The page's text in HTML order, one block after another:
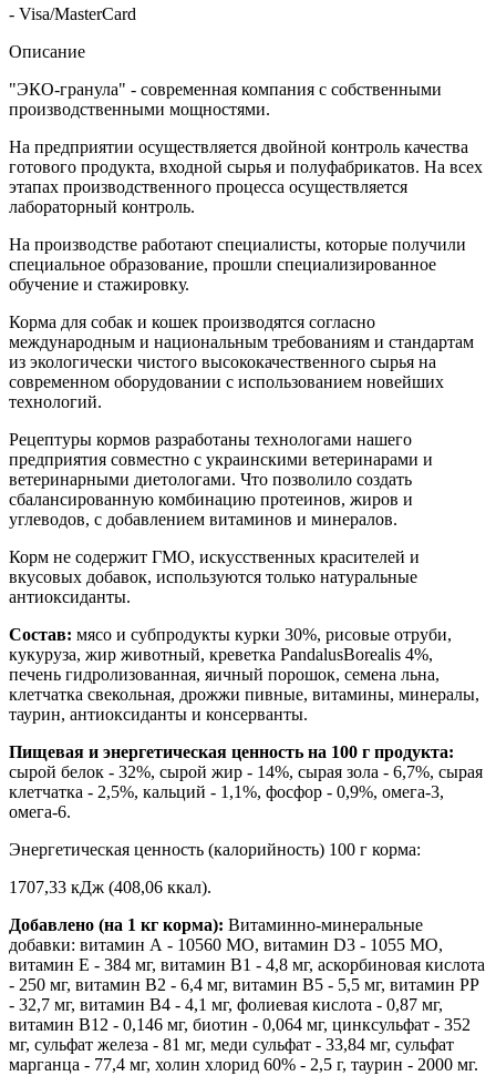
- Visa/MasterCard
Описание
"ЭКО-гранула" - современная компания с собственными
производственными мощностями.
На предприятии осуществляется двойной контроль качества
готового продукта, входной сырья и полуфабрикатов. На всех
этапах производственного процесса осуществляется
лабораторный контроль.
На производстве работают специалисты, которые получили
специальное образование, прошли специализированное
обучение и стажировку.
Корма для собак и кошек производятся согласно
международным и национальным требованиям и стандартам
из экологически чистого высококачественного сырья на
современном оборудовании с использованием новейших
технологий.
Рецептуры кормов разработаны технологами нашего
предприятия совместно с украинскими ветеринарами и
ветеринарными диетологами. Что позволило создать
сбалансированную комбинацию протеинов, жиров и
углеводов, с добавлением витаминов и минералов.
Корм не содержит ГМО, искусственных красителей и
вкусовых добавок, используются только натуральные
антиоксиданты.
Состав: мясо и субпродукты курки 30%, рисовые отруби,
кукуруза, жир животный, креветка PandalusBorealis 4%,
печень гидролизованная, яичный порошок, семена льна,
клетчатка свекольная, дрожжи пивные, витамины, минералы,
таурин, антиоксиданты и консерванты.
Пищевая и энергетическая ценность на 100 г продукта:
сырой белок - 32%, сырой жир - 14%, сырая зола - 6,7%, сырая
клетчатка - 2,5%, кальций - 1,1%, фосфор - 0,9%, омега-3,
омега-6.
Энергетическая ценность (калорийность) 100 г корма:
1707,33 кДж (408,06 ккал).
Добавлено (на 1 кг корма): Витаминно-минеральные
добавки: витамин А - 10560 МО, витамин D3 - 1055 МО,
витамин Е - 384 мг, витамин В1 - 4,8 мг, аскорбиновая кислота
- 250 мг, витамин В2 - 6,4 мг, витамин В5 - 5,5 мг, витамин РР
- 32,7 мг, витамин В4 - 4,1 мг, фолиевая кислота - 0,87 мг,
витамин В12 - 0,146 мг, биотин - 0,064 мг, цинксульфат - 352
мг, сульфат железа - 81 мг, меди сульфат - 33,84 мг, сульфат
марганца - 77,4 мг, холин хлорид 60% - 2,5 г, таурин - 2000 мг.